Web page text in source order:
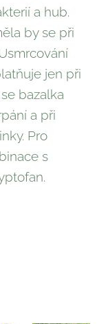
a hub.
by se při
jen při
bazalka
a při
Pro
s